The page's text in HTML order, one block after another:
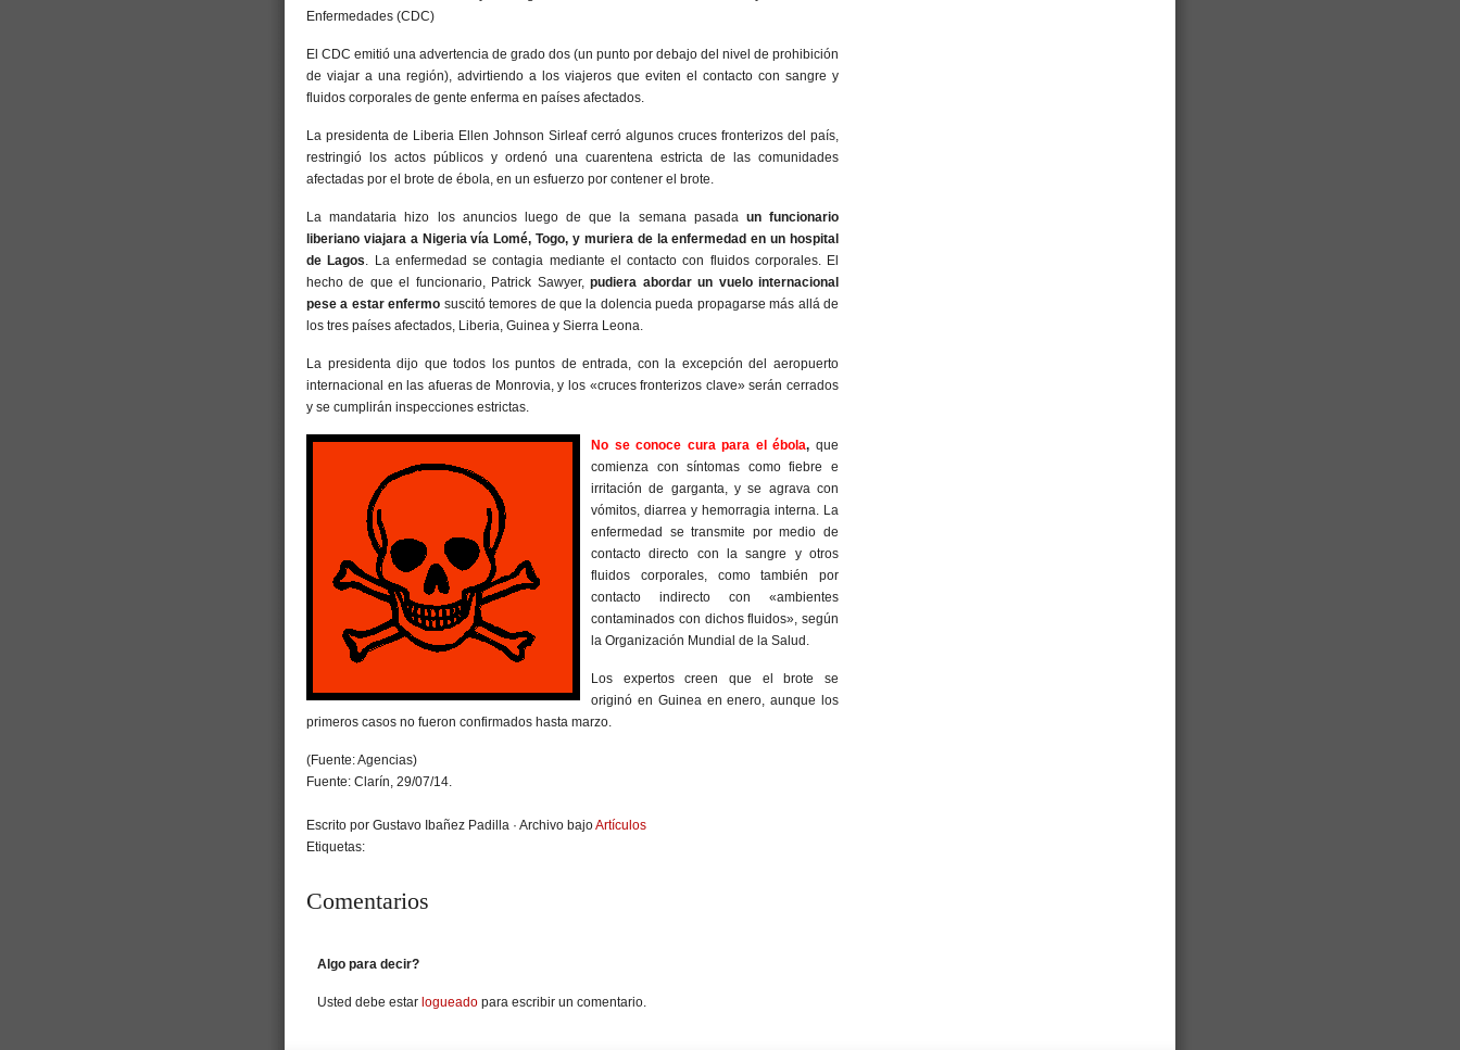
Enfermedades (CDC)
El CDC emitió una advertencia de grado dos (un punto por debajo del nivel de prohibición
de viajar a una región), advirtiendo a los viajeros que eviten el contacto con sangre y
fluidos corporales de gente enferma en países afectados.
La presidenta de Liberia Ellen Johnson Sirleaf cerró algunos cruces fronterizos del país,
restringió los actos públicos y ordenó una cuarentena estricta de las comunidades
afectadas por el brote de ébola, en un esfuerzo por contener el brote.
La mandataria hizo los anuncios luego de que la semana pasada un funcionario
liberiano viajara a Nigeria vía Lomé, Togo, y muriera de la enfermedad en un hospital
de Lagos. La enfermedad se contagia mediante el contacto con fluidos corporales. El
hecho de que el funcionario, Patrick Sawyer,pudiera abordar un vuelo internacional
pese a estar enfermo suscitó temores de que la dolencia pueda propagarse más allá de
los tres países afectados, Liberia, Guinea y Sierra Leona.
La presidenta dijo que todos los puntos de entrada, con la excepción del aeropuerto
internacional en las afueras de Monrovia, y los «cruces fronterizos clave» serán cerrados
y se cumplirán inspecciones estrictas.
No se conoce cura para el ébola, que
comienza con síntomas como fiebre e
irritación de garganta, y se agrava con
vómitos, diarrea y hemorragia interna. La
enfermedad se transmite por medio de
contacto directo con la sangre y otros
fluidos corporales, como también por
contacto indirecto con «ambientes
contaminados con dichos fluidos», según
la Organización Mundial de la Salud.
Los expertos creen que el brote se
originó en Guinea en enero, aunque los
primeros casos no fueron confirmados hasta marzo.
(Fuente: Agencias)
Fuente: Clarín, 29/07/14.
Escrito por Gustavo Ibañez Padilla · Archivo bajoArtículos
Etiquetas:
Comentarios
Algo para decir?
Usted debe estar logueado para escribir un comentario.